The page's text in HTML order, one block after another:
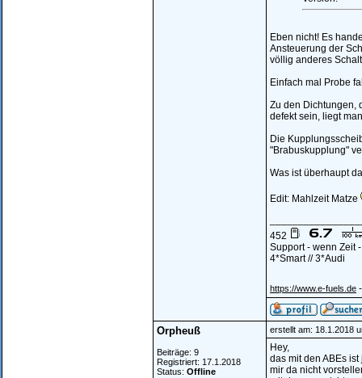
Eben nicht! Es
Ansteuerung der
völlig anderes
Einfach mal Probe
Zu den Dichtungen,
defekt sein, liegt
Die
"Brabuskupplung"
Was ist überhaupt
Edit: Mahlzeit Matze
452
Support - wenn Zeit
4*Smart // 3*Audi
https://www.e-fuels.de
Orpheuß
Beiträge: 9
Registriert: 17.1.2018
Status: Offline
erstellt am: 18.1.2018
Hey,
das mit den ABEs
mir da nicht